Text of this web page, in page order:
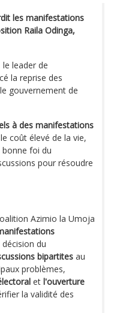
les manifestations
Raila Odinga,
leader de
la reprise des
gouvernement de
à des manifestations
coût élevé de la vie,
foi du
pour résoudre
Azimio la Umoja
du
bipartites au
problèmes,
et l'ouverture
la validité des